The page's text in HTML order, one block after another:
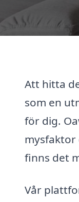
Att hitta
som en
för dig.
mysfaktor
finns det
Vår